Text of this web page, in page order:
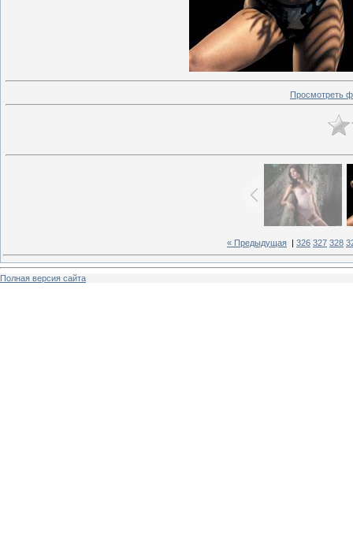
Просмотреть
« Предыдущая 326 327 328
Полная версия сайта